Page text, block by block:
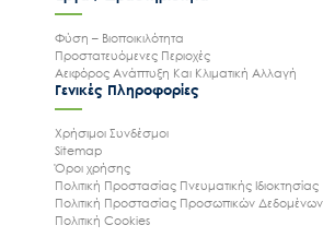
Φύση – Βιοποικιλότητα
Προστατευόμενες Περιοχές
Αειφόρος Ανάπτυξη Και Κλιματική Αλλαγή
Γενικές Πληροφορίες
Χρήσιμοι Συνδέσμοι
Sitemap
Όροι χρήσης
Πολιτική Προστασίας Πνευματικής Ιδιοκτησίας
Πολιτική Προστασίας Προσωπικών Δεδομένων
Πολιτική Cookies